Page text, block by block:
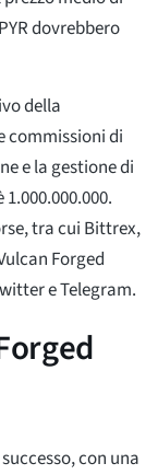
dovrebbero
della
commissioni di
e la gestione di
tra cui Bittrex,
Forged
e Telegram.
con una